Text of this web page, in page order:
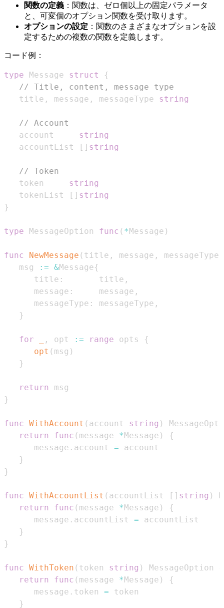
関数の定義 ：関数は、ゼロ個以上の固定パラメータ
と、可変個のオプション関数を受け取ります。
オプションの設定 ：関数のさまざまなオプションを設
定するための複数の関数を定義します。
コード例：
type Message struct
{
// Title, content, message type
   title
, message , messageType string
// Account
   account
string
   accountList
[ ] string
// Token
   token
string
   tokenList
[ ] string
}
type MessageOption func ( * Message )
func NewMessage ( title , message ,
messageType
   msg
:= &Message{
      title
:
       title
,
      message
:
     message
,
      messageType
: messageType ,
}
for , opt := range opts
{
opt ( msg )
}
return
}
func WithAccount ( account string )
return
func ( message * Message )
{
      message
. account =
}
}
func WithAccountList ( accountList [ ] string )
return
func ( message * Message )
{
      message
. accountList =
}
}
func WithToken ( token string ) MessageOption
return
func ( message * Message )
{
      message
. token =
}